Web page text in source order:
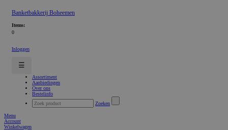
Banketbakkerij Boheemen
Items:
0
Inloggen
☰
Assortiment
Aanbiedingen
Over ons
Bestelinfo
Zoeken
Menu
Account
Winkelwagen